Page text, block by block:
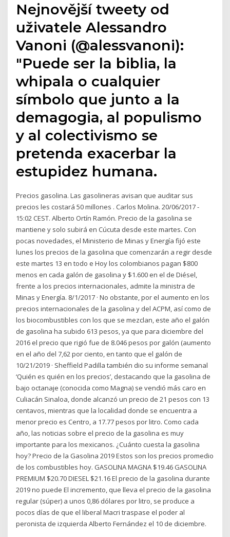
Nejnovější tweety od
uživatele Alessandro
Vanoni (@alessvanoni):
"Puede ser la biblia, la
whipala o cualquier
símbolo que junto a la
demagogia, al populismo
y al colectivismo se
pretenda exacerbar la
estupidez humana.
Precios gasolina. Las gasolineras avisan que auditar sus
precios les costará 50 millones . Carlos Molina. 20/06/2017 -
15:02 CEST. Alberto Ortín Ramón. Precio de la gasolina se
mantiene y solo subirá en Cúcuta desde este martes. Con
pocas novedades, el Ministerio de Minas y Energía fijó este
lunes los precios de la gasolina que comenzarán a regir desde
este martes 13 en todo e Hoy los colombianos pagan $800
menos en cada galón de gasolina y $1.600 en el de Diésel,
frente a los precios internacionales, admite la ministra de
Minas y Energía. 8/1/2017 · No obstante, por el aumento en los
precios internacionales de la gasolina y del ACPM, así como de
los biocombustibles con los que se mezclan, este año el galón
de gasolina ha subido 613 pesos, ya que para diciembre del
2016 el precio que rigió fue de 8.046 pesos por galón (aumento
en el año del 7,62 por ciento, en tanto que el galón de
10/21/2019 · Sheffield Padilla también dio su informe semanal
‘Quién es quién en los precios’, destacando que la gasolina de
bajo octanaje (conocida como Magna) se vendió más caro en
Culiacán Sinaloa, donde alcanzó un precio de 21 pesos con 13
centavos, mientras que la localidad donde se encuentra a
menor precio es Centro, a 17.77 pesos por litro. Como cada
año, las noticias sobre el precio de la gasolina es muy
importante para los mexicanos. ¿Cuánto cuesta la gasolina
hoy? Precio de la Gasolina 2019 Estos son los precios promedio
de los combustibles hoy. GASOLINA MAGNA $19.46 GASOLINA
PREMIUM $20.70 DIESEL $21.16 El precio de la gasolina durante
2019 no puede El incremento, que lleva el precio de la gasolina
regular (súper) a unos 0,86 dólares por litro, se produce a
pocos días de que el liberal Macri traspase el poder al
peronista de izquierda Alberto Fernández el 10 de diciembre.